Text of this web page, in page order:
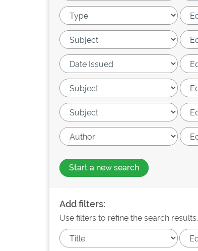
Start a new search
Add filters:
Use filters to refine the search results.